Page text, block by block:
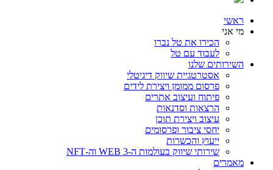
ראשי
מי אני
הכירו את טל נברו
לעבוד עם טל
השירותים שלנו
אסטרטגיית שיווק דיגיטלי
פרסום ממומן ויצירת לידים
פיתוח ועיצוב אתרים
הרצאות וסדנאות
עיצוב ויצירת תוכן
יחסי ציבור ופרסומים
ייעוץ והכשרות
שירותי שיווק בעולמות ה-WEB 3 וה-NFT
מאמרים